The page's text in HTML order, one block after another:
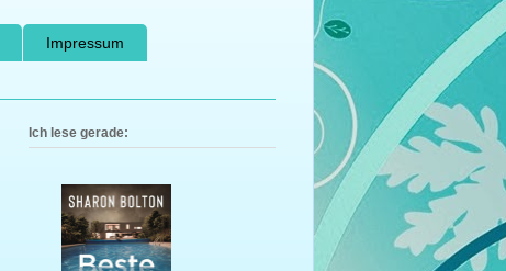
Impressum
Ich lese gerade: